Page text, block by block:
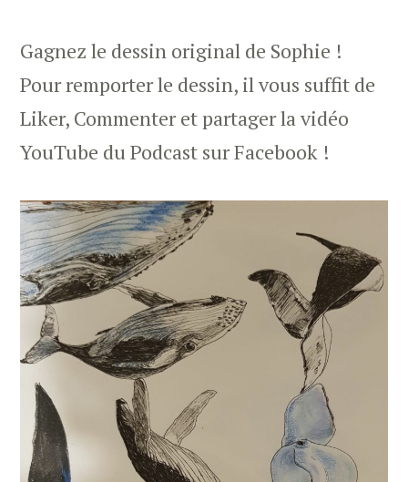
Gagnez le dessin original de Sophie !
Pour remporter le dessin, il vous suffit de
Liker, Commenter et partager la vidéo
YouTube du Podcast sur Facebook !